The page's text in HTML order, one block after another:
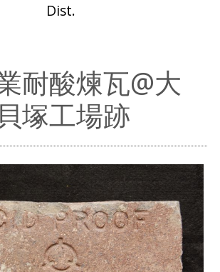
Dist.
耐酸煉瓦@大
塚工場跡